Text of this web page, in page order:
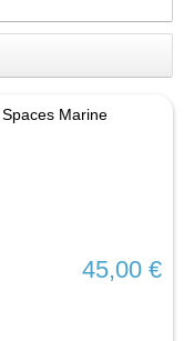
Marine
45,00 €